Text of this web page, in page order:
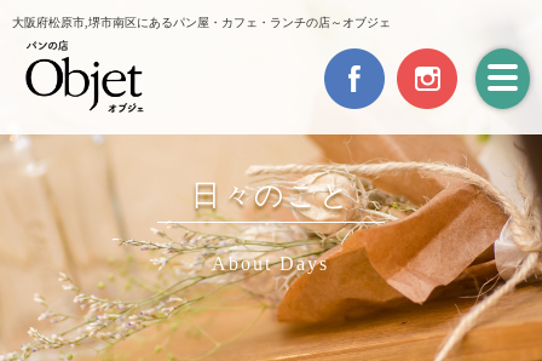
大阪府松原市,堺市南区にあるパン屋・カフェ・ランチの店～オブジェ
日々のこと
About Days